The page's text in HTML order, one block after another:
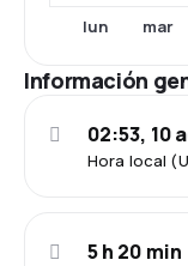
lun mar
Información
Hora local
02:53, 10
5 h 20 min